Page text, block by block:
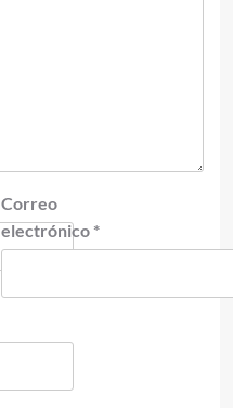
Correo
electrónico *